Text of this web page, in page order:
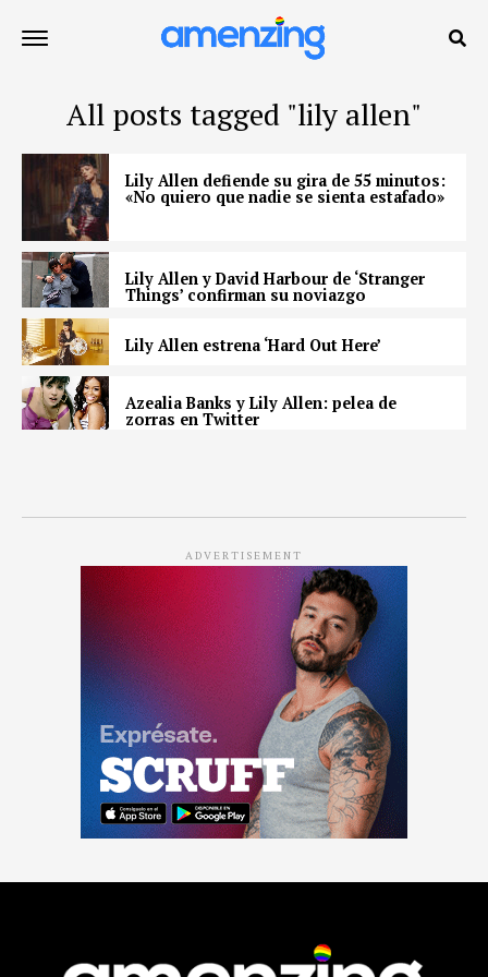
All posts tagged "lily allen"
Lily Allen defiende su gira de 55 minutos:
«No quiero que nadie se sienta estafado»
Lily Allen y David Harbour de ‘Stranger
Things’ confirman su noviazgo
Lily Allen estrena ‘Hard Out Here’
Azealia Banks y Lily Allen: pelea de
zorras en Twitter
ADVERTISEMENT